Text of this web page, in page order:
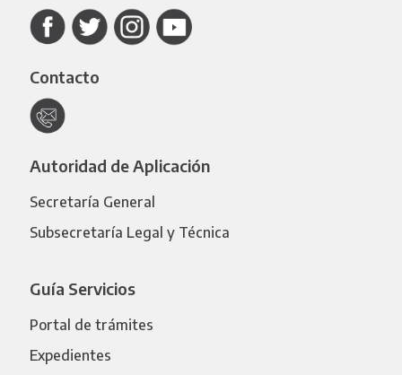
Contacto
Autoridad de Aplicación
Secretaría General
Subsecretaría Legal y Técnica
Guía Servicios
Portal de trámites
Expedientes